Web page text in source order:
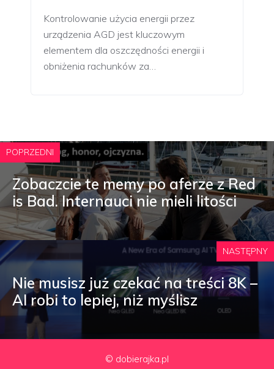
Kontrolowanie użycia energii przez
urządzenia AGD jest kluczowym
elementem dla oszczędności energii i
obniżenia rachunków za…
POPRZEDNI
Zobaczcie te memy po aferze z Red
is Bad. Internauci nie mieli litości
NASTĘPNY
Nie musisz już czekać na treści 8K –
AI robi to lepiej, niż myślisz
© dobierajka.pl